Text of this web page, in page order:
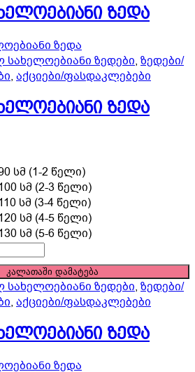
ზედა
ზედები, ზედები/
, აქციები/ფასდაკლებები
ზედა
სმ (1-2 წელი)
სმ (2-3 წელი)
სმ (3-4 წელი)
სმ (4-5 წელი)
სმ (5-6 წელი)
კალათაში დამატება
ზედები, ზედები/
, აქციები/ფასდაკლებები
ზედა